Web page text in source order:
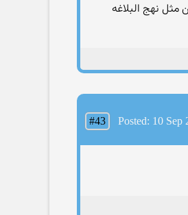
مثل نهج البلاغه
#43 Posted: 10 Sep